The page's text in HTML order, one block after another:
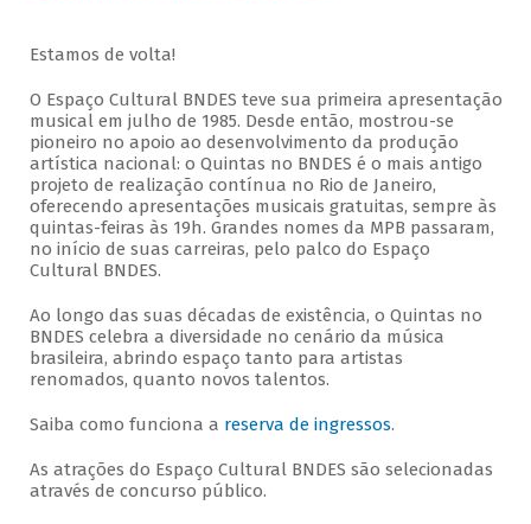
Estamos de volta!
O Espaço Cultural BNDES teve sua primeira apresentação
musical em julho de 1985. Desde então, mostrou-se
pioneiro no apoio ao desenvolvimento da produção
artística nacional: o Quintas no BNDES é o mais antigo
projeto de realização contínua no Rio de Janeiro,
oferecendo apresentações musicais gratuitas, sempre às
quintas-feiras às 19h. Grandes nomes da MPB passaram,
no início de suas carreiras, pelo palco do Espaço
Cultural BNDES.
Ao longo das suas décadas de existência, o Quintas no
BNDES celebra a diversidade no cenário da música
brasileira, abrindo espaço tanto para artistas
renomados, quanto novos talentos.
Saiba como funciona a reserva de ingressos.
As atrações do Espaço Cultural BNDES são selecionadas
através de concurso público.